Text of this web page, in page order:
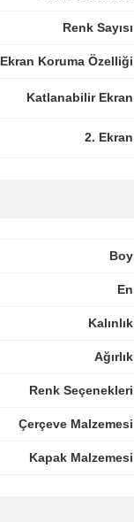
Renk Sayısı
Ekran Koruma Özelliği
Katlanabilir Ekran
2. Ekran
Boy
En
Kalınlık
Ağırlık
Renk Seçenekleri
Çerçeve Malzemesi
Kapak Malzemesi